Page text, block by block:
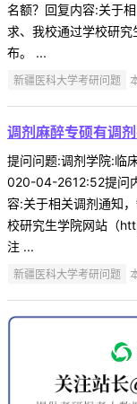
名额？回复内容:关于
求、我校通过学校研
布。 ...
新疆医科大学考研问题
调剂麻醉专硕有调
提问问题:调剂学院:临
020-04-2612:52提问
容:关于相关调剂通知
校研究生学院网站（
注 ...
新疆医科大学考研问题